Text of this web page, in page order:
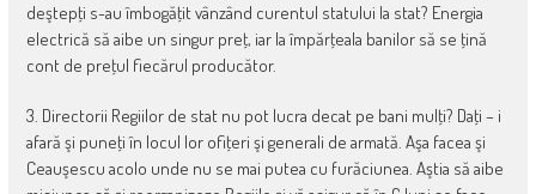
deştepţi s-au îmbogăţit vânzând curentul statului la stat? Energia
electrică să aibe un singur preţ, iar la împărţeala banilor să se ţină
cont de preţul fiecărul producător.
3. Directorii Regiilor de stat nu pot lucra decat pe bani mulţi? Daţi – i
afară şi puneţi în locul lor ofiţeri şi generali de armată. Aşa facea şi
Ceauşescu acolo unde nu se mai putea cu furăciunea. Aştia să aibe